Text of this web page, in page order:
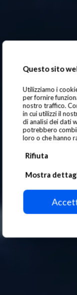
Questo sito
Utilizziamo i
per fornire
nostro traffico.
in cui utilizzi il
di analisi dei dati
potrebbero
loro o che hanno
Rifiuta
Mostra